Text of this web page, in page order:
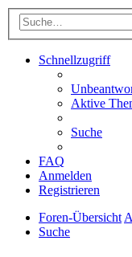
Schnellzugriff
Aktive
Suche
FAQ
Anmelden
Registrieren
Foren-Übersicht
Suche